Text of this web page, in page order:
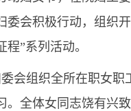
委会积极行动，组织
”系列活动。
组织全所在职女职
。全体女同志饶有兴